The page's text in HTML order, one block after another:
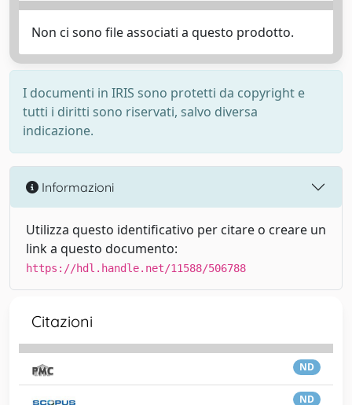
Non ci sono file associati a questo prodotto.
I documenti in IRIS sono protetti da copyright e
tutti i diritti sono riservati, salvo diversa
indicazione.
Informazioni
Utilizza questo identificativo per citare o creare un
link a questo documento:
https://hdl.handle.net/11588/506788
Citazioni
ND
ND